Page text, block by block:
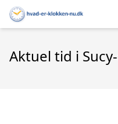
Aktuel tid i